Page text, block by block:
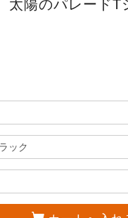
太陽のパレードT